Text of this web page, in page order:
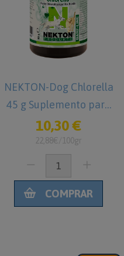
NEKTON-Dog Chlorella
45 g Suplemento para
Perros
10,30 €
22,88€/100gr
COMPRAR